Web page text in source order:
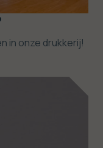
in onze drukkerij!